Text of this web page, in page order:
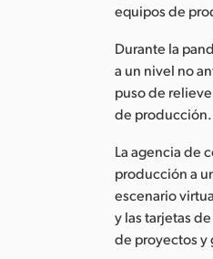
equipos de
Durante la
a un nivel no
puso de
de producción.
La agencia de
producción a
escenario
y las tarjetas
de proyectos y